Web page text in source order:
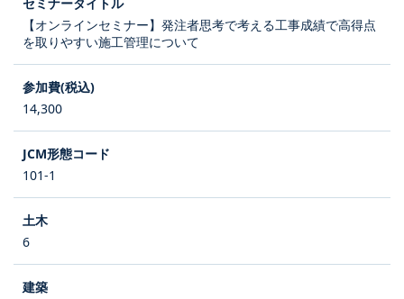
【オンラインセミナー】発注者思考で考える工事成績で高得点
を取りやすい施工管理について
14,300
101-1
6